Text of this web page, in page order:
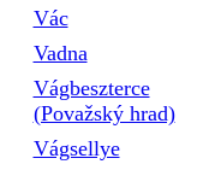
Vác
Vadna
Vágbeszterce
(Považský hrad)
Vágsellye